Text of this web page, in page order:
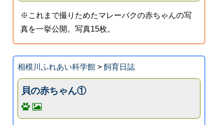
※これまで撮りためたマレーバクの赤ちゃんの写
真を一挙公開。写真15枚。
相模川ふれあい科学館> 飼育日誌
貝の赤ちゃん①